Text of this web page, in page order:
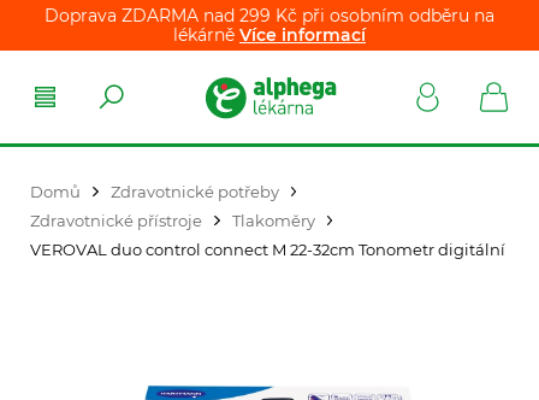
Doprava ZDARMA nad 299 Kč při osobním odběru na
lékárně Více informací
Domů
Zdravotnické potřeby
Zdravotnické přístroje
Tlakoměry
VEROVAL duo control connect M 22-32cm Tonometr digitální